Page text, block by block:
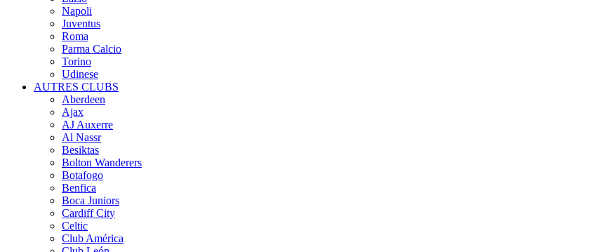
Napoli
Juventus
Roma
Parma Calcio
Torino
Udinese
AUTRES CLUBS
Aberdeen
Ajax
AJ Auxerre
Al Nassr
Besiktas
Bolton Wanderers
Botafogo
Benfica
Boca Juniors
Cardiff City
Celtic
Club América